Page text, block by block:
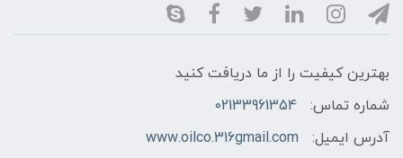
بهترین کیفیت را از ما دریافت کنید
شماره تماس:
02133961354
آدرس ایمیل:
www.oilco.316gmail.com